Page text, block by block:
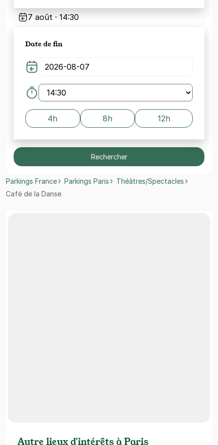
7 août · 14:30
Date de fin
4h 8h 12h
Rechercher
Parkings France Parkings Paris
Théâtres/Spectacles
Café de la Danse
Autre lieux d'intérêts à Paris